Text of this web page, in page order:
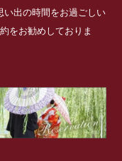
い出の時間をお過ごしい
をお勧めしておりま